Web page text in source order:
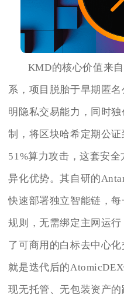
KMD的核心价值来
系，项目脱胎于早期匿
明隐私交易能力，同时
制，将区块哈希定期公
51%算力攻击，这套安
异化优势。其自研的
快速部署独立智能链，
规则，无需绑定主网运
了可商用的白标去中心
就是迭代后的
现无托管、无包装资产